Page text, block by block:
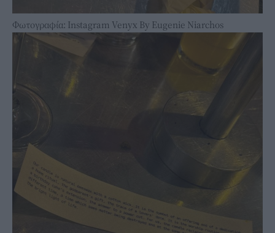
Φωτογραφία: Instagram Venyx By Eugenie Niarchos